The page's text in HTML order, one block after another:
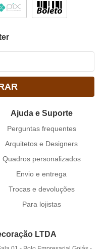
Ajuda e Suporte
Perguntas frequentes
Arquitetos e Designers
Quadros personalizados
Envio e entrega
Trocas e devoluções
Para lojistas
LTDA